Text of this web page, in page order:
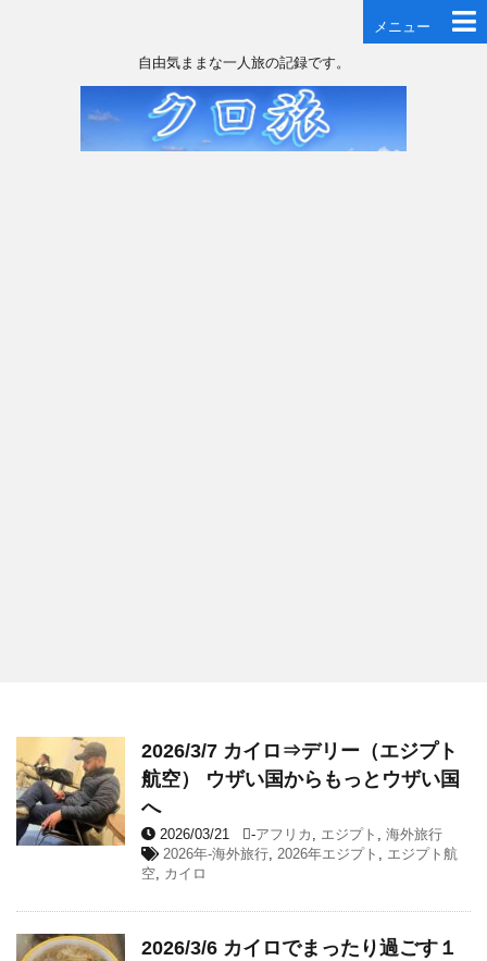
メニュー
自由気ままな一人旅の記録です。
2026/3/7 カイロ⇒デリー（エジプト
航空） ウザい国からもっとウザい国
へ
2026/03/21 -アフリカ , エジプト , 海外旅行
2026年-海外旅行, 2026年エジプト , エジプト航
空, カイロ
2026/3/6 カイロでまったり過ごす１